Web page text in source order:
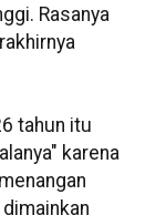
Rasanya
tahun itu
karena